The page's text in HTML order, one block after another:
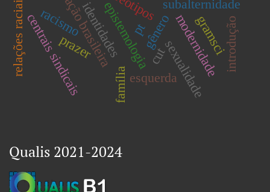
identidades modernidade
epistemologia subalternidade
gênero
sexualidade
prazer
centrais sindicais pt
cut gramsci
relações raciais racismo
família
introdução
esquerda
Qualis 2021-2024